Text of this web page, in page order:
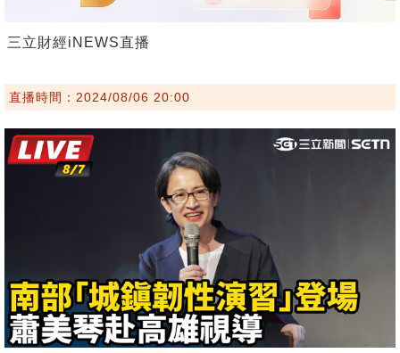
三立財經iNEWS直播
直播時間：2024/08/06 20:00